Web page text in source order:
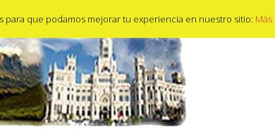
para que podamos mejorar tu experiencia en nuestro sitio: